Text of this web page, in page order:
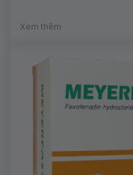
Xem thêm